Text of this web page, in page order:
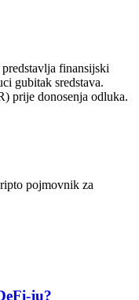
finansijski
gubitak sredstava.
prije donosenja odluka.
pojmovnik za
ju?